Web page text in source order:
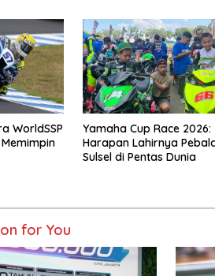
WorldSSP
Yamaha Cup Race 2026:
Harapan Lahirnya
Sulsel di Pentas Dunia
for You